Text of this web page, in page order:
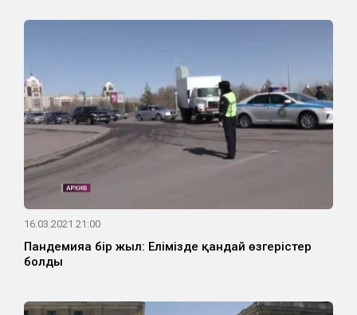
16.03.2021 21:00
Пандемияға бір жыл: Елімізде қандай өзгерістер
болды